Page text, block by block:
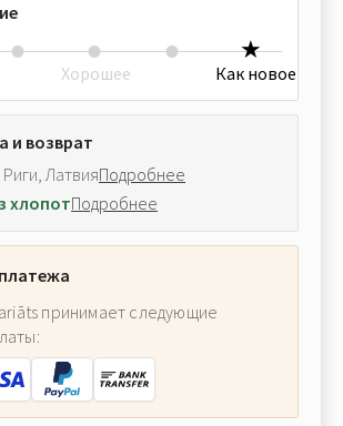
Хорошее Как новое
и возврат
ЛатвияПодробнее
хлопотПодробнее
принимает следующие